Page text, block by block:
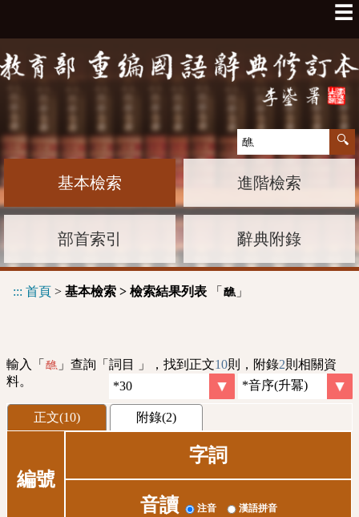
☰
基本檢索 進階檢索
部首索引 辭典附錄
::: 首頁 > 基本檢索 > 檢索結果列表 「 醮 」
輸入「 醮 」查詢「詞目 」，找到正文10則，附錄2則相關資
料。
正文(10) 附錄(2)
編號
字詞
音讀 注音 漢語拼音